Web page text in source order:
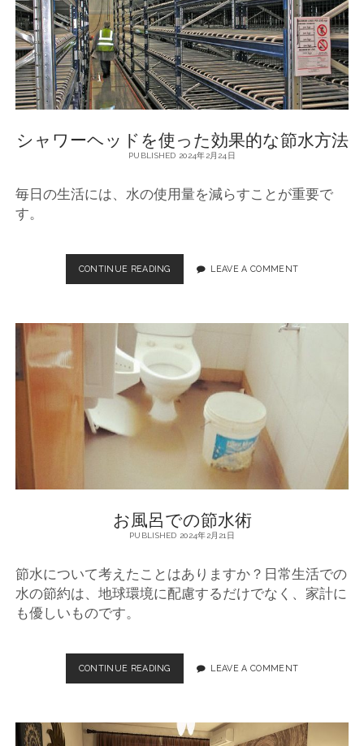
シャワーヘッドを使った効果的な節水方法
PUBLISHED 2024年2月24日
毎日の生活には、水の使用量を減らすことが重要で
す。
CONTINUE READING
ャ
ッ
を
使
っ
た
果
水
方
LEAVE A COMMENT
お風呂での節水術
PUBLISHED 2024年2月21日
節水について考えたことはありますか？日常生活での
水の節約は、地球環境に配慮するだけでなく、家計に
も優しいものです。
CONTINUE READING
風
の
LEAVE A COMMENT